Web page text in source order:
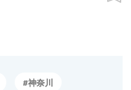
神奈川